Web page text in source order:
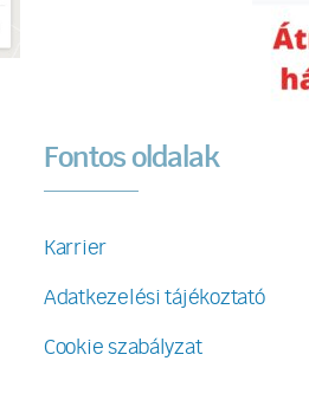
Fontos oldalak
Karrier
Adatkezelési tájékoztató
Cookie szabályzat